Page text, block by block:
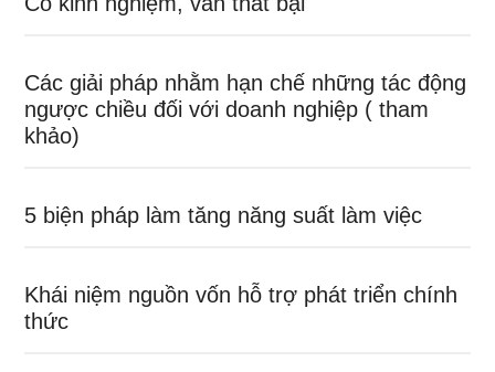
Các giải pháp nhằm hạn chế những tác động
ngược chiều đối với doanh nghiệp ( tham
khảo)
5 biện pháp làm tăng năng suất làm việc
Khái niệm nguồn vốn hỗ trợ phát triển chính
thức